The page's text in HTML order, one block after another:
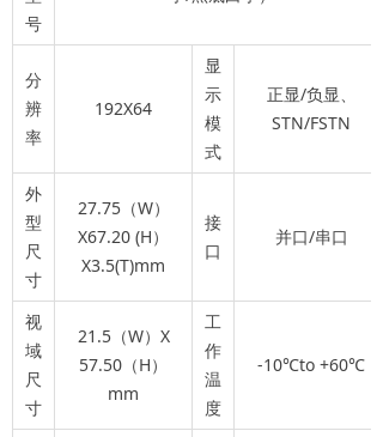
号
分
辨
率
192X64
显
示
模
式
正显/负显、
STN/FSTN
外
型
尺
寸
27.75（W）
X67.20 (H）
X3.5(T)mm
接
口
并口/串口
视
域
尺
寸
21.5（W）X
57.50（H）
mm
工
作
温
度
-10℃to +60℃